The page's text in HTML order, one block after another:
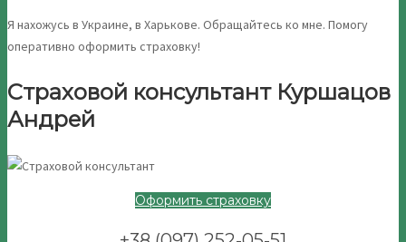
Я нахожусь в Украине, в Харькове. Обращайтесь ко мне. Помогу
оперативно оформить страховку!
Страховой консультант Куршацов
Андрей
Оформить страховку